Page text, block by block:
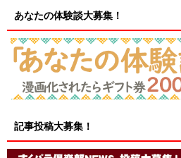
あなたの体験談大募集！
記事投稿大募集！